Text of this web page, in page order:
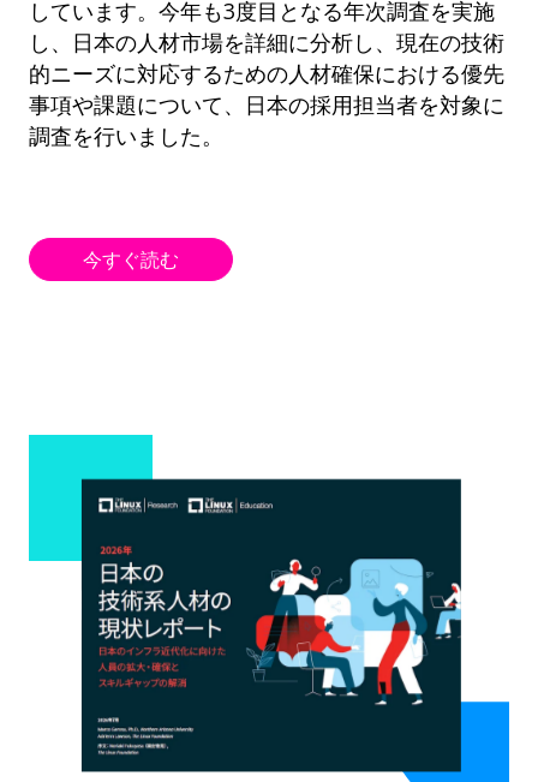
しています。今年も3度目となる年次調査を実施
し、日本の人材市場を詳細に分析し、現在の技術
的ニーズに対応するための人材確保における優先
事項や課題について、日本の採用担当者を対象に
調査を行いました。
今すぐ読む